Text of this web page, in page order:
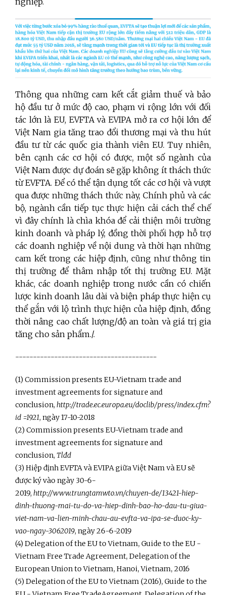
Thông qua những cam kết cắt giảm thuế và bảo
hộ đầu tư ở mức độ cao, phạm vi rộng lớn với đối
tác lớn là EU, EVFTA và EVIPA mở ra cơ hội lớn để
Việt Nam gia tăng trao đổi thương mại và thu hút
đầu tư từ các quốc gia thành viên EU. Tuy nhiên,
bên cạnh các cơ hội có được, một số ngành của
Việt Nam được dự đoán sẽ gặp không ít thách thức
từ EVFTA. Để có thể tận dụng tốt các cơ hội và vượt
qua được những thách thức này, Chính phủ và các
bộ, ngành cần tiếp tục thực hiện cải cách thể chế
vì đây chính là chìa khóa để cải thiện môi trường
kinh doanh và pháp lý, đồng thời phối hợp hỗ trợ
các doanh nghiệp về nội dung và thời hạn những
cam kết trong các hiệp định, cũng như thông tin
thị trường để thâm nhập tốt thị trường EU. Mặt
khác, các doanh nghiệp trong nước cần có chiến
lược kinh doanh lâu dài và biện pháp thực hiện cụ
thể gắn với lộ trình thực hiện của hiệp định, đồng
thời nâng cao chất lượng/độ an toàn và giá trị gia
tăng cho sản phẩm./.
----------------------------------------
(1) Commission presents EU-Vietnam trade and
investment agreements for signature and
conclusion, http://trade.ec.europa.eu/doclib/press/index.cfm?
id =1921, ngày 17-10-2018
(2) Commission presents EU-Vietnam trade and
investment agreements for signature and
conclusion, Tlđd
(3) Hiệp định EVFTA và EVIPA giữa Việt Nam và EU sẽ
được ký vào ngày 30-6-
2019, http://www.trungtamwto.vn/chuyen-de/13421-hiep-
dinh-thuong-mai-tu-do-va-hiep-dinh-bao-ho-dau-tu-giua-
viet-nam-va-lien-minh-chau-au-evfta-va-ipa-se-duoc-ky-
vao-ngay-3062019, ngày 26-6-2019
(4) Delegation of the EU to Vietnam, Guide to the EU -
Vietnam Free Trade Agreement, Delegation of the
European Union to Vietnam, Hanoi, Vietnam, 2016
(5) Delegation of the EU to Vietnam (2016), Guide to the